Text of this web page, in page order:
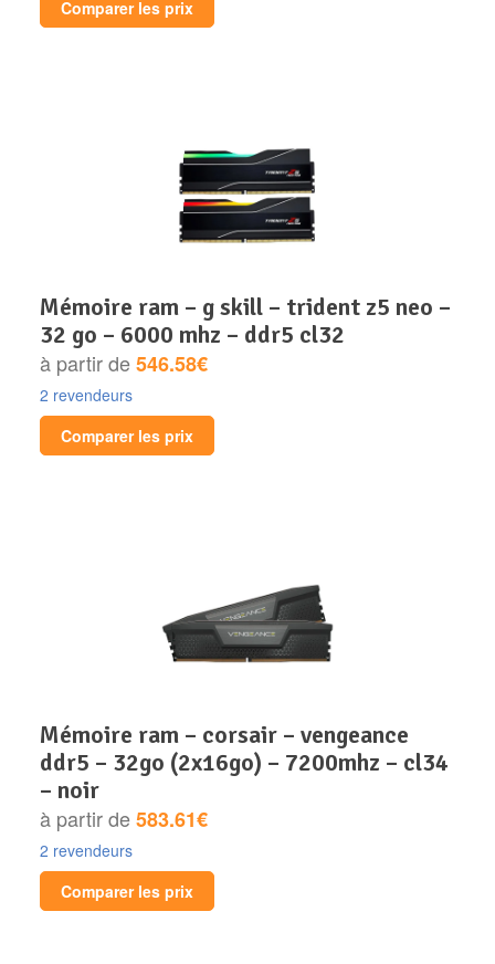
Comparer les prix
mémoire ram – g skill – trident z5 neo –
32 go – 6000 mhz – ddr5 cl32
à partir de546.58€
2 revendeurs
Comparer les prix
mémoire ram – corsair – vengeance
ddr5 – 32go (2x16go) – 7200mhz – cl34
– noir
à partir de583.61€
2 revendeurs
Comparer les prix